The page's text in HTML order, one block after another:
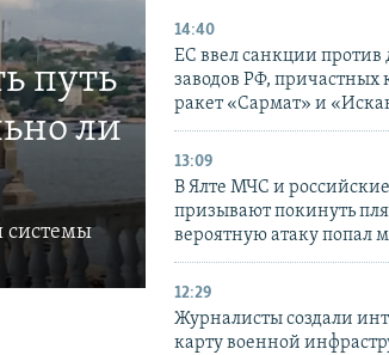
путь
ли
системы
14:40
ЕС ввел санкции против
заводов РФ, причастных
ракет «Сармат» и
13:09
В Ялте МЧС и российские
призывают покинуть
вероятную атаку попал
12:29
Журналисты создали
карту военной